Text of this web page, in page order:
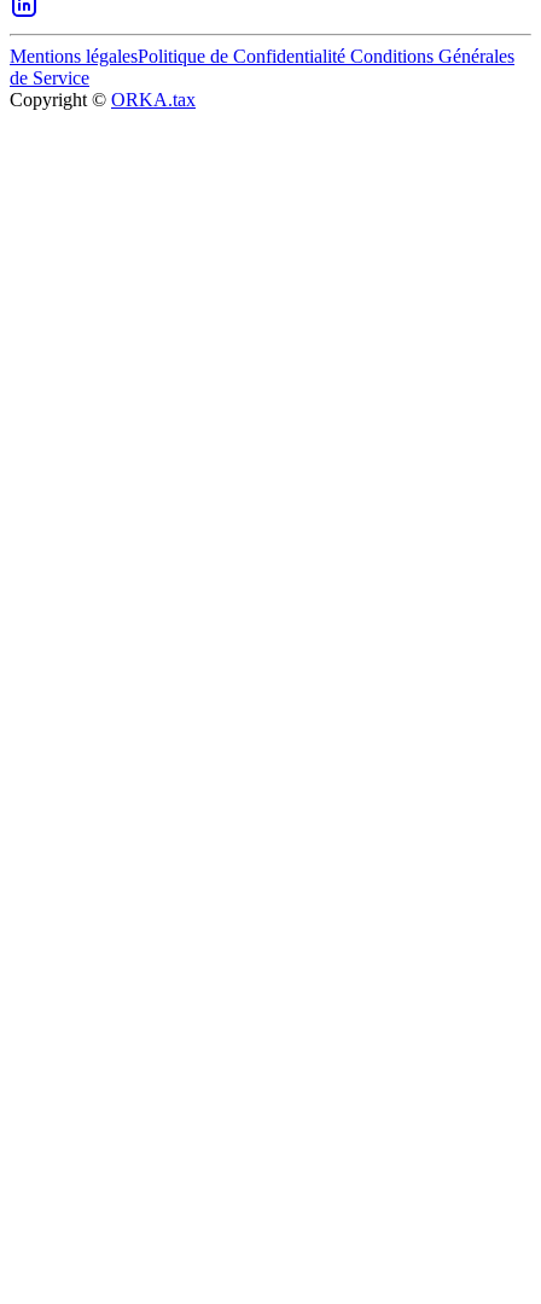
Mentions légalesPolitique de Confidentialité Conditions Générales
de Service
Copyright © ORKA.tax